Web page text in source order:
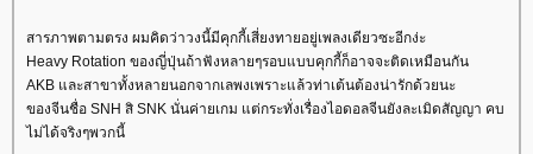
สารภาพตามตรง ผมคิดว่าวงนี้มีคุกกี้เสี่ยงทายอยู่เพลงเดียวซะอีกง่ะ
Heavy Rotation ของญี่ปุ่นถ้าฟังหลายๆรอบแบบคุกกี้ก็อาจจะติดเหมือนกัน
AKB และสาขาทั้งหลายนอกจากเลพงเพราะแล้วท่าเต้นต้องน่ารักด้วยนะ
ของจีนชื่อ SNH สิ SNK นั่นค่ายเกม แต่กระทั่งเรื่องไอดอลจีนยังละเมิดสัญญา คบ
ไม่ได้จริงๆพวกนี้